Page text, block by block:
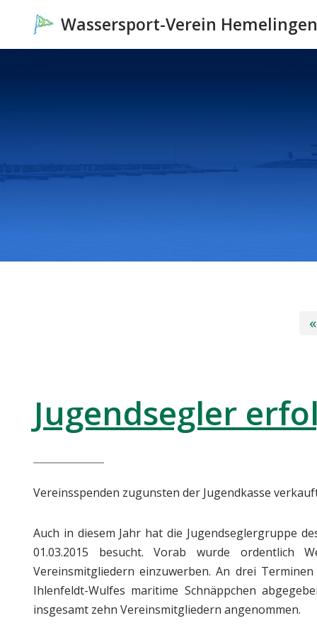
Zum
Wassersport-Verein Hemelingen
«
Jugendsegler
Vereinsspenden zugunsten der Jugendkasse
Auch in diesem Jahr hat die Jugendseglergruppe
01.03.2015 besucht. Vorab wurde ordentlich
Vereinsmitgliedern einzuwerben. An drei
Ihlenfeldt-Wulfes maritime Schnäppchen
insgesamt zehn Vereinsmitgliedern angenommen.